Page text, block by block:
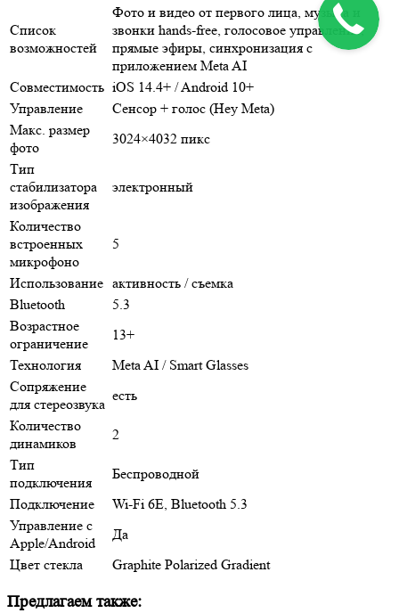
Список
возможностей
Фото и видео от первого лица, музыка и
звонки hands-free, голосовое управление,
прямые эфиры, синхронизация с
приложением Meta AI
Совместимость iOS 14.4+ / Android 10+
Управление
Сенсор + голос (Hey Meta)
Макс. размер
фото
3024×4032 пикс
Тип
стабилизатора
изображения
электронный
Количество
встроенных
микрофоно
5
Использование активность / съемка
Bluetooth
5.3
Возрастное
ограничение
13+
Технология
Meta AI / Smart Glasses
Сопряжение
для стереозвука
есть
Количество
динамиков
2
Тип
подключения
Беспроводной
Подключение
Wi-Fi 6E, Bluetooth 5.3
Управление с
Apple/Android
Да
Цвет стекла
Graphite Polarized Gradient
Предлагаем также: